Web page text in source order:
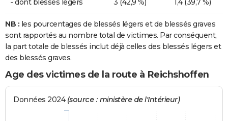
- dont blessés légers 3 (42,9 %) 1,4 (39,7 %)
NB : les pourcentages de blessés légers et de blessés graves
sont rapportés au nombre total de victimes. Par conséquent,
la part totale de blessés inclut déjà celles des blessés légers et
des blessés graves.
Age des victimes de la route à Reichshoffen
Données 2024 (source : ministère de l'Intérieur)